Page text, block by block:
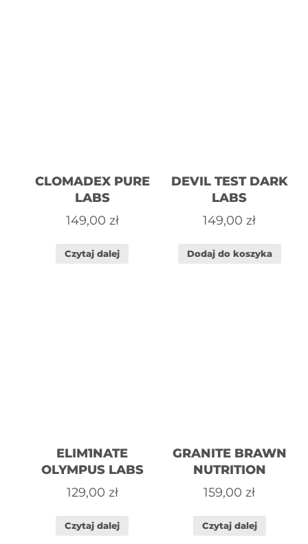
CLOMADEX PURE
LABS
149,00 zł
Czytaj dalej
DEVIL TEST DARK
LABS
149,00zł
Dodaj do koszyka
ELIM1NATE
OLYMPUS LABS
129,00 zł
Czytaj dalej
GRANITE BRAWN
NUTRITION
159,00zł
Czytaj dalej